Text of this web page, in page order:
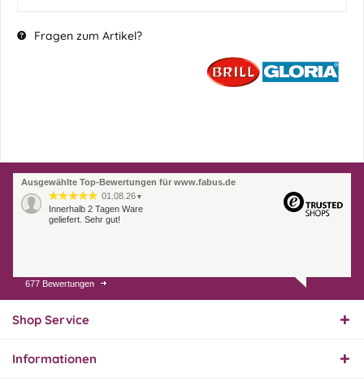
Fragen zum Artikel?
Ausgewählte Top-Bewertungen für www.fabus.de
01.08.26 ▼
Innerhalb 2 Tagen Ware
geliefert. Sehr gut!
31.07.26
Super schnelle Lieferung,
hervorragend. Gerne
677 Bewertungen
Shop Service
Informationen